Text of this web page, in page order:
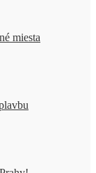
miesta